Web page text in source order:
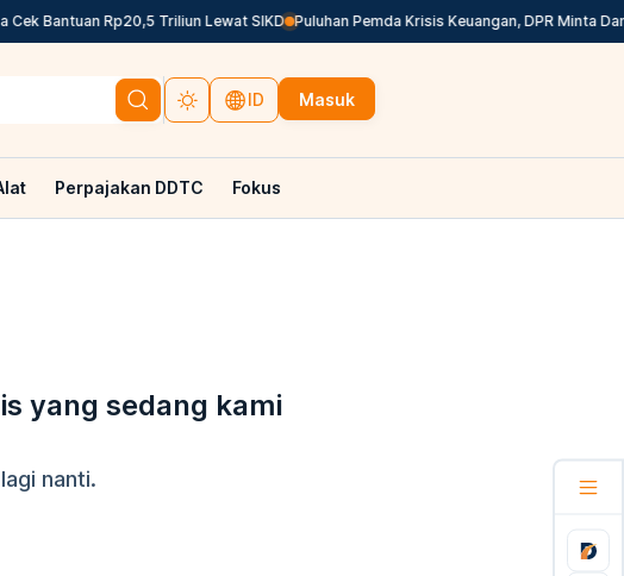
Bantuan Rp20,5 Triliun Lewat SIKD Puluhan Pemda Krisis Keuangan, DPR Minta
ID Masuk
Perpajakan DDTC Fokus
yang sedang kami
nanti.